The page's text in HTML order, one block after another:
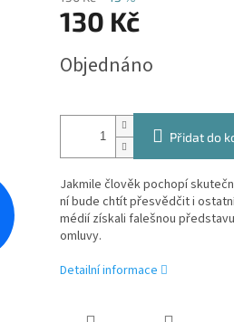
130 Kč
cena:
Objednáno
Přidat do
Jakmile člověk pochopí
ní bude chtít přesvědčit i
médií získali falešnou
omluvy.
Detailní informace